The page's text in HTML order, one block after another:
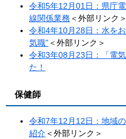
令和5年12月01日：県庁
線関係業務​ ＜外部リンク＞
令和4年10月28日：水を
気職"＜外部リンク＞
令和3年08月23日：「電
た！
保健師
令和7年12月12日：地域
紹介＜外部リンク＞